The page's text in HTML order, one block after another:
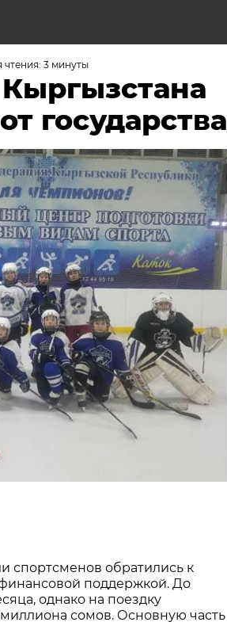
3 минуты
государства
спортсменов обратились к
поддержкой. До
однако на поездку
миллиона сомов. Основную часть